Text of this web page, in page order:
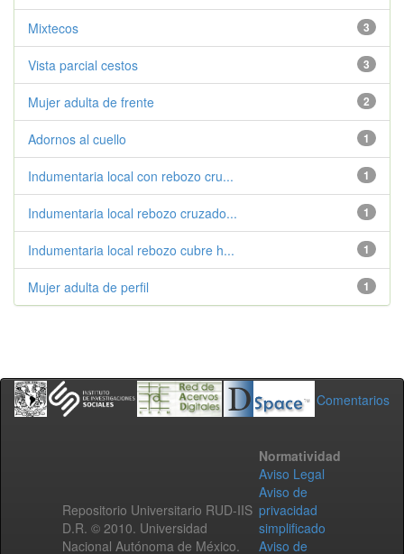
3
Mixtecos
3
Vista parcial cestos
2
Mujer adulta de frente
1
Adornos al cuello
1
Indumentaria local con rebozo cru...
1
Indumentaria local rebozo cruzado...
1
Indumentaria local rebozo cubre h...
1
Mujer adulta de perfil
Comentarios
Repositorio Universitario RUD-IIS
D.R. © 2010. Universidad
Nacional Autónoma de México.
Normatividad
Aviso Legal
Aviso de
privacidad
simplificado
Aviso de